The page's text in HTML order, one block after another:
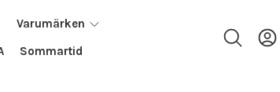
Varumärken
Sommartid